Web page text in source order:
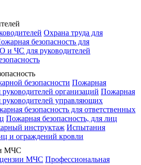
Охрана труда для
безопасность для
и ЧС для руководителей
безопасности Пожарная
руководителей организаций Пожарная
руководителей управляющих
безопасность для ответственных
Пожарная безопасность, для лиц
инструктаж Испытания
и ограждений кровли
МЧС
МЧС Профессиональная